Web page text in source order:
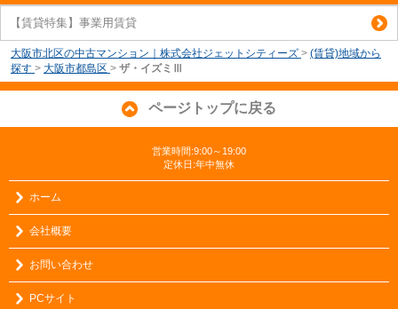
【賃貸特集】事業用賃貸
大阪市北区の中古マンション｜株式会社ジェットシティーズ > (賃貸)地域から
探す > 大阪市都島区 > ザ・イズミⅢ
ページトップに戻る
営業時間:9:00～19:00
定休日:年中無休
ホーム
会社概要
お問い合わせ
PCサイト